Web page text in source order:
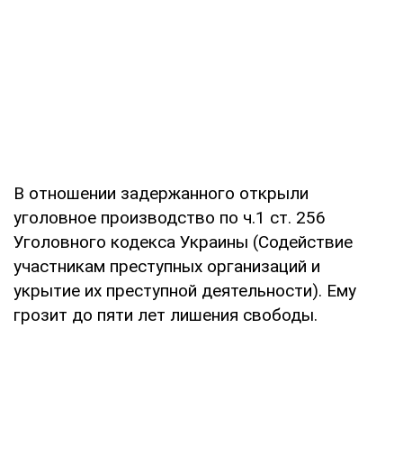
В отношении задержанного открыли
уголовное производство по ч.1 ст. 256
Уголовного кодекса Украины (Содействие
участникам преступных организаций и
укрытие их преступной деятельности). Ему
грозит до пяти лет лишения свободы.